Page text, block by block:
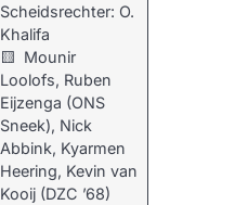
​Scheidsrechter: O.
Khalifa
🟨 Mounir
Loolofs, Ruben
Eijzenga (ONS
Sneek), Nick
Abbink, Kyarmen
Heering, Kevin van
Kooij (DZC ’68)